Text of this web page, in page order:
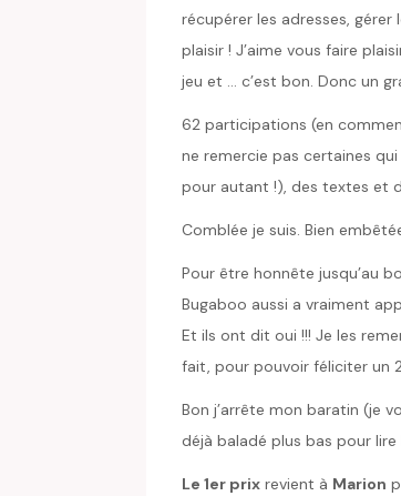
récupérer les adresses,
plaisir ! J’aime vous faire
jeu et … c’est bon. Donc un
62 participations (en
ne remercie pas certaines
pour autant !), des textes et
Comblée je suis. Bien
Pour être honnête jusqu’au
Bugaboo aussi a vraiment
Et ils ont dit oui !!! Je les
fait, pour pouvoir féliciter un
Bon j’arrête mon baratin (je
déjà baladé plus bas pour
Le 1er prix revient à Marion